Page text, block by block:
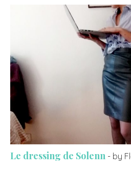
Le dressing de Solenn - by